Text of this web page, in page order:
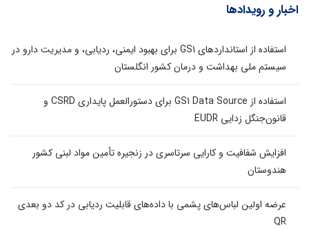
اخبار و رویدادها
استفاده از استانداردهای GS1 برای بهبود ایمنی، ردیابی، و مدیریت دارو در
سیستم ملی بهداشت و درمان کشور انگلستان
استفاده از GS1 Data Source برای دستورالعمل پایداری CSRD و
قانون‌جنگل زدایی EUDR
افزایش شفافیت و کارایی سرتاسری در زنجیره تأمین مواد لبنی کشور
هندوستان
عرضه اولین لباس‌های پشمی با داده‌های قابلیت ردیابی در کد دو بعدی
QR